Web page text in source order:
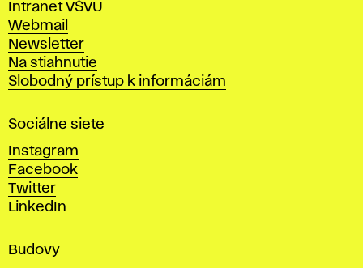
ý
t
v
a
r
ý
c
h
u
m
e
í
Intranet VŠVU
Webmail
Newsletter
Na stiahnutie
Slobodný prístup k informáciám
Sociálne siete
Instagram
Facebook
Twitter
LinkedIn
Budovy